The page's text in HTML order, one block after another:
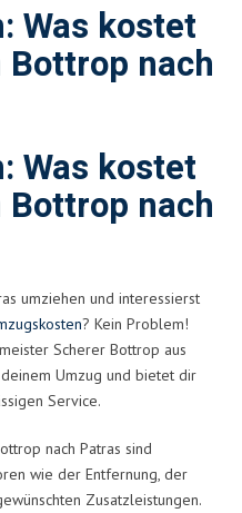
Was kostet
Bottrop nach
Was kostet
Bottrop nach
umziehen und interessierst
? Kein Problem!
Scherer Bottrop aus
Umzug und bietet dir
Service.
nach Patras sind
wie der Entfernung, der
Zusatzleistungen.